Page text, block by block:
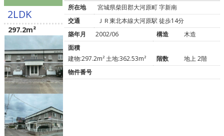
2LDK
297.2m²
所在地
宮城県柴田郡大河原町 字新南
交通
ＪＲ東北本線大河原駅 徒歩14分
築年月
2002/06 構造
木造
面積
建物:297.2m² 土地:362.53m²
階数
地上 2階
物件番号